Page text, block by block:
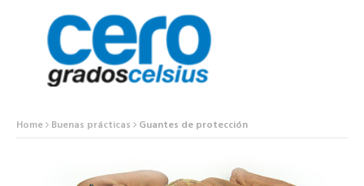
Home Buenas prácticas Guantes de protección